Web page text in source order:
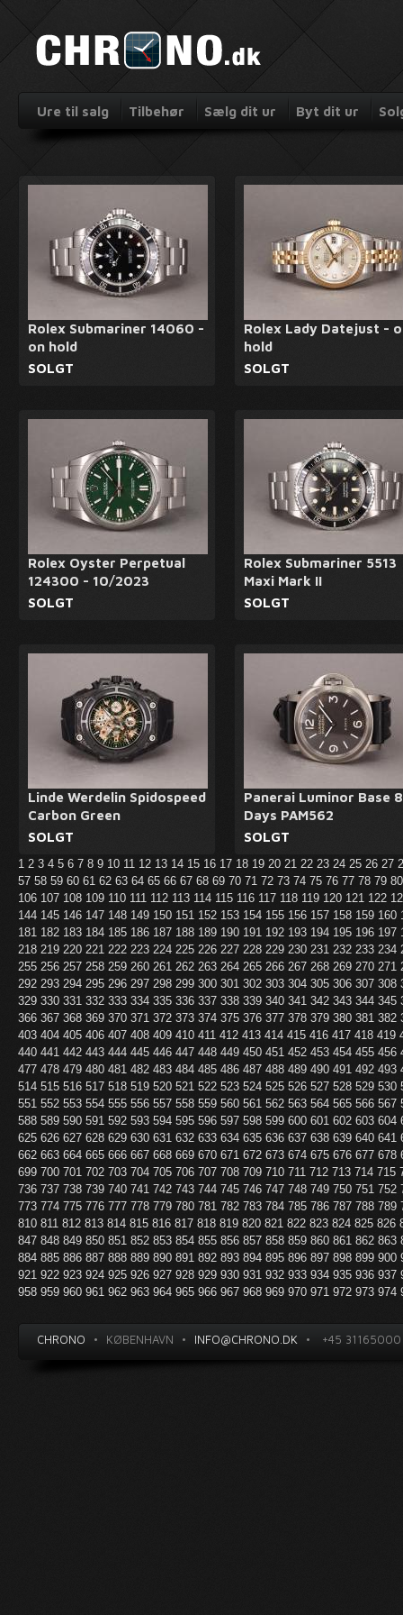
Ure til salg Tilbehør Sælg dit ur Byt dit ur
Rolex Submariner 14060 -
on hold
SOLGT
Rolex Lady Datejust -
hold
SOLGT
Rolex Oyster Perpetual
124300 - 10/2023
SOLGT
Rolex Submariner 5513
Maxi Mark II
SOLGT
Linde Werdelin Spidospeed
Carbon Green
SOLGT
Panerai Luminor Base 8
Days PAM562
SOLGT
1 2 3 4 5 6 7 8 9 10 11 12 13 14 15 16 17 18 19 20 21 22 23 24 25 26 27
57 58 59 60 61 62 63 64 65 66 67 68 69 70 71 72 73 74 75 76 77 78 79
106 107 108 109 110 111 112 113 114 115 116 117 118 119 120 121 122
144 145 146 147 148 149 150 151 152 153 154 155 156 157 158 159 160
181 182 183 184 185 186 187 188 189 190 191 192 193 194 195 196 197
218 219 220 221 222 223 224 225 226 227 228 229 230 231 232 233 234
255 256 257 258 259 260 261 262 263 264 265 266 267 268 269 270 271
292 293 294 295 296 297 298 299 300 301 302 303 304 305 306 307 308
329 330 331 332 333 334 335 336 337 338 339 340 341 342 343 344 345
366 367 368 369 370 371 372 373 374 375 376 377 378 379 380 381 382
403 404 405 406 407 408 409 410 411 412 413 414 415 416 417 418 419
440 441 442 443 444 445 446 447 448 449 450 451 452 453 454 455 456
477 478 479 480 481 482 483 484 485 486 487 488 489 490 491 492 493
514 515 516 517 518 519 520 521 522 523 524 525 526 527 528 529 530
551 552 553 554 555 556 557 558 559 560 561 562 563 564 565 566 567
588 589 590 591 592 593 594 595 596 597 598 599 600 601 602 603 604
625 626 627 628 629 630 631 632 633 634 635 636 637 638 639 640 641
662 663 664 665 666 667 668 669 670 671 672 673 674 675 676 677 678
699 700 701 702 703 704 705 706 707 708 709 710 711 712 713 714 715
736 737 738 739 740 741 742 743 744 745 746 747 748 749 750 751 752
773 774 775 776 777 778 779 780 781 782 783 784 785 786 787 788 789
810 811 812 813 814 815 816 817 818 819 820 821 822 823 824 825 826
847 848 849 850 851 852 853 854 855 856 857 858 859 860 861 862 863
884 885 886 887 888 889 890 891 892 893 894 895 896 897 898 899 900
921 922 923 924 925 926 927 928 929 930 931 932 933 934 935 936 937
958 959 960 961 962 963 964 965 966 967 968 969 970 971 972 973 974
CHRONO • KØBENHAVN • INFO@CHRONO.DK • +45 31165000